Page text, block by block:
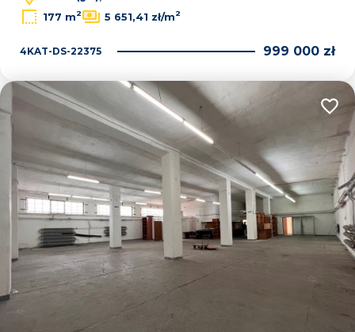
177 m2 5 651,41 zł/m2
4KAT-DS-22375 999 000 zł